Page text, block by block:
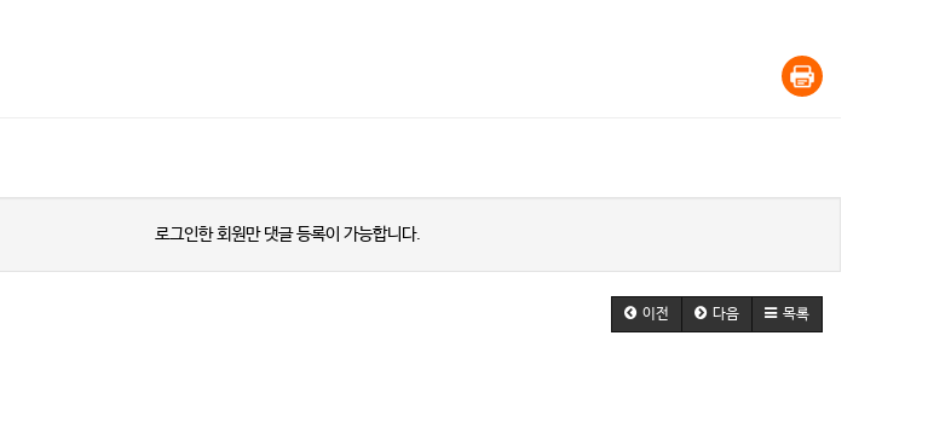
로그인한 회원만 댓글 등록이 가능합니다.
이전 다음 목록